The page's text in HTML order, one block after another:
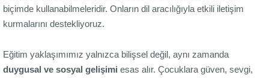
biçimde kullanabilmeleridir. Onların dil aracılığıyla etkili iletişim
kurmalarını destekliyoruz.
Eğitim yaklaşımımız yalnızca bilişsel değil, aynı zamanda
duygusal ve sosyal gelişimi esas alır. Çocuklara güven, sevgi,